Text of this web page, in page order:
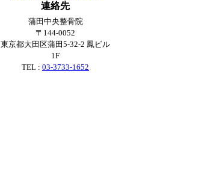
連絡先
蒲田中央整骨院
〒144-0052
東京都大田区蒲田5-32-2 鳳ビル
1F
TEL : 03-3733-1652